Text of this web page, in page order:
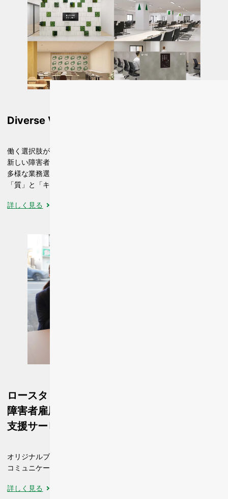
Diverse Village
働く選択肢が拡がる
新しい障害者雇用の拠点。
多様な業務選択で障害者雇用の
「質」と「キャリア」を支援。
詳しく見る
ロースタリー型
障害者雇用
支援サービス BYSN
オリジナルブレンドの開発などコーヒーをきっかけとした
コミュニケーションが広がります
詳しく見る